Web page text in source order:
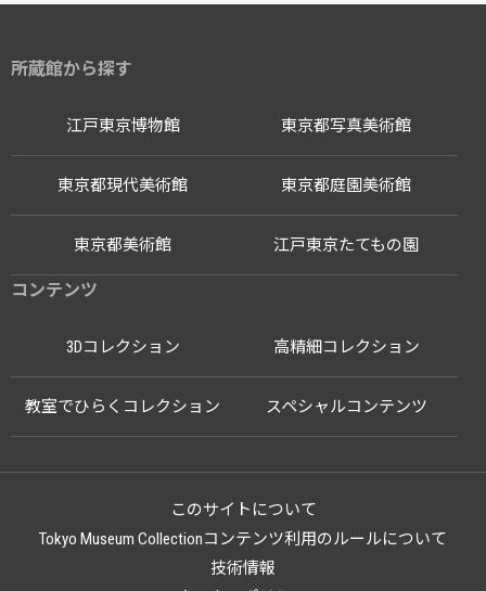
所蔵館から探す
江戸東京博物館
江戸東京たてもの園
東京都写真美術館
東京都現代美術館 東京都庭園美術館
東京都美術館
コンテンツ
3Dコレクション 高精細コレクション
教室でひらくコレクション スペシャルコンテンツ
このサイトについて
Tokyo Museum Collectionコンテンツ利用のルールについて
技術情報